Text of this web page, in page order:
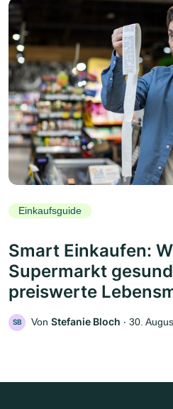
Einkaufsguide
Smart Einkaufen:
Supermarkt
preiswerte
SB Von Stefanie Bloch ‧ 30.